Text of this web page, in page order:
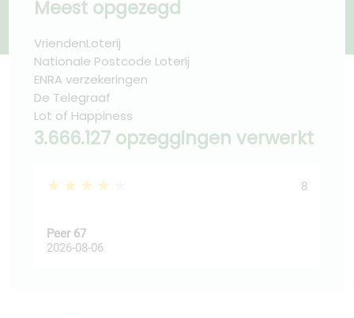
Meest opgezegd
VriendenLoterij
Nationale Postcode Loterij
ENRA verzekeringen
De Telegraaf
Lot of Happiness
3.666.127 opzeggingen verwerkt
★★★★★ 8
Peer 67
2026-08-06